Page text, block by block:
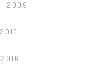
2009
2013
2016